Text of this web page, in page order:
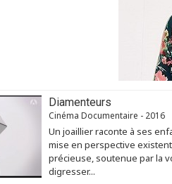
Diamenteurs
Cinéma Documentaire - 2016
Un joaillier raconte à ses
mise en perspective
précieuse, soutenue par la
digresser...